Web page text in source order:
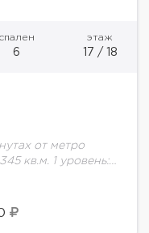
спален
6
этаж
17 / 18
от метро
кв.м. 1 уровень:
бильярда,